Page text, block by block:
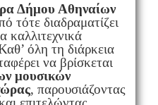
Δήμου Αθηναίων
τότε διαδραματίζει
καλλιτεχνικά
όλη τη διάρκεια
να βρίσκεται
μουσικών
, παρουσιάζοντας